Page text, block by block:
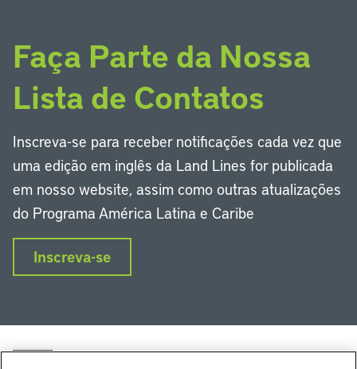
Faça Parte da Nossa
Lista de Contatos
Inscreva-se para receber notificações cada vez que
uma edição em inglês da Land Lines for publicada
em nosso website, assim como outras atualizações
do Programa América Latina e Caribe
Inscreva-se